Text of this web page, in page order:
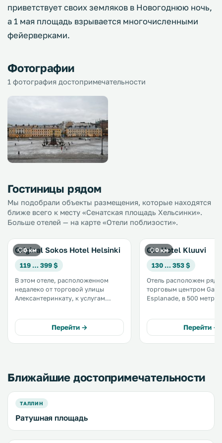
приветствует своих земляков в Новогоднюю ночь,
а 1 мая площадь взрывается многочисленными
фейерверками.
Фотографии
1 фотография достопримечательности
Гостиницы рядом
Мы подобрали объекты размещения, которые находятся
ближе всего к месту «Сенатская площадь Хельсинки».
Больше отелей — на карте «Отели поблизости».
0 км
Original Sokos Hotel Helsinki
119 … 399 $
В этом отеле, расположенном
недалеко от торговой улицы
Алексантеринкату, к услугам
также ресторан французской
кухни. До центрального
железнодорожного вокзала
Перейти →
0 км
Glo Hotel Kluuvi
130 … 353 $
Отель расположен
торговым центром
Esplanade, в 500
Перейти →
Ближайшие достопримечательности
ТАЛЛИН
Ратушная площадь